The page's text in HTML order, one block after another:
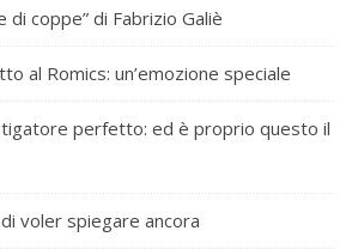
di coppe” di Fabrizio Galiè
al Romics: un’emozione speciale
perfetto: ed è proprio questo il
voler spiegare ancora